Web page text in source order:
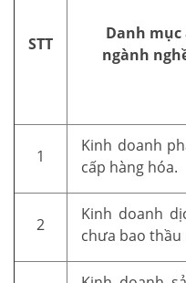
STT
Danh mục
ngành
1
Kinh doanh
cấp hàng hóa.
2
Kinh doanh
chưa bao thầu